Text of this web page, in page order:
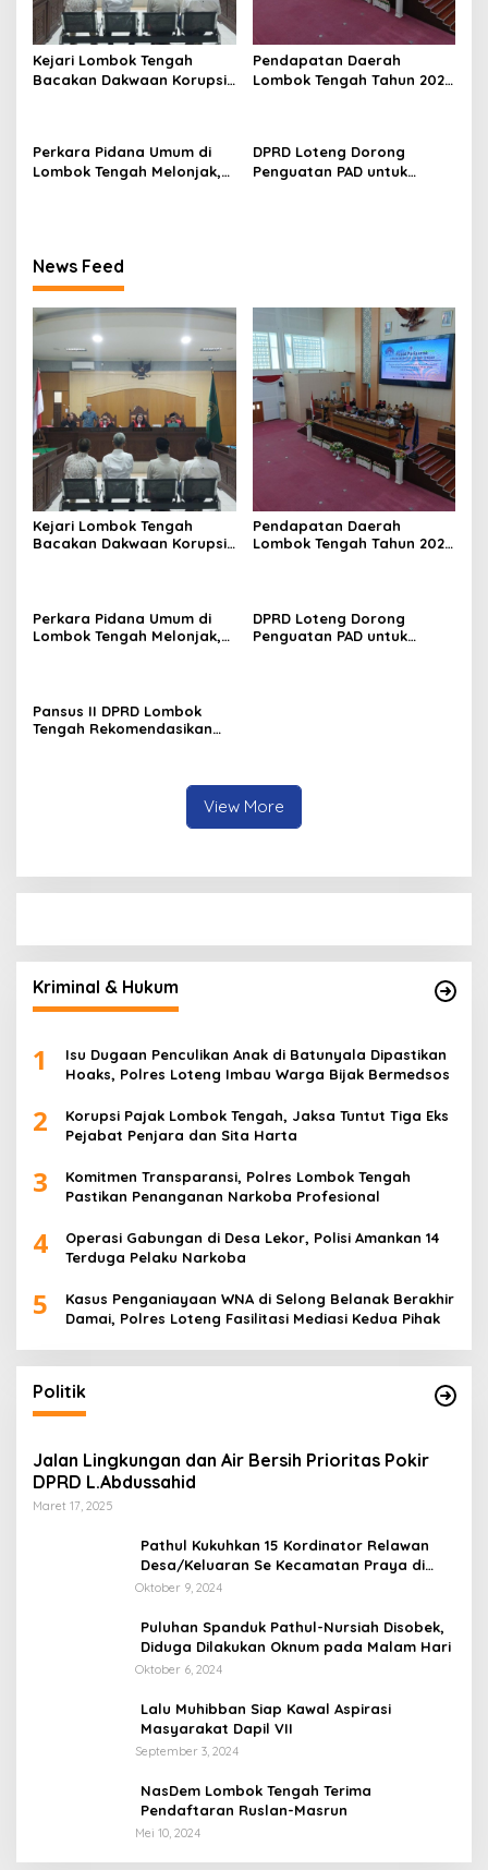
Kejari Lombok Tengah
Bacakan Dakwaan Korupsi
Pendapatan Daerah
Lombok Tengah Tahun 2027
Perkara Pidana Umum di
Lombok Tengah Melonjak,
DPRD Loteng Dorong
Penguatan PAD untuk
News Feed
Kejari Lombok Tengah
Bacakan Dakwaan Korupsi
Pendapatan Daerah
Lombok Tengah Tahun 2027
Perkara Pidana Umum di
Lombok Tengah Melonjak,
DPRD Loteng Dorong
Penguatan PAD untuk
Pansus II DPRD Lombok
Tengah Rekomendasikan
View More
Kriminal & Hukum
1
Isu Dugaan Penculikan Anak di Batunyala Dipastikan
Hoaks, Polres Loteng Imbau Warga Bijak Bermedsos
2
Korupsi Pajak Lombok Tengah, Jaksa Tuntut Tiga Eks
Pejabat Penjara dan Sita Harta
3
Komitmen Transparansi, Polres Lombok Tengah
Pastikan Penanganan Narkoba Profesional
4
Operasi Gabungan di Desa Lekor, Polisi Amankan 14
Terduga Pelaku Narkoba
5
Kasus Penganiayaan WNA di Selong Belanak Berakhir
Damai, Polres Loteng Fasilitasi Mediasi Kedua Pihak
Politik
Jalan Lingkungan dan Air Bersih Prioritas Pokir
DPRD L.Abdussahid
Maret 17, 2025
Pathul Kukuhkan 15 Kordinator Relawan
Desa/Keluaran Se Kecamatan Praya di
Posko Induk
Oktober 9, 2024
Puluhan Spanduk Pathul-Nursiah Disobek,
Diduga Dilakukan Oknum pada Malam Hari
Oktober 6, 2024
Lalu Muhibban Siap Kawal Aspirasi
Masyarakat Dapil VII
September 3, 2024
NasDem Lombok Tengah Terima
Pendaftaran Ruslan-Masrun
Mei 10, 2024